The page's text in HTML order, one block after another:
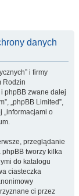
danych
i firmy
Rodzin
i phpBB zwane dalej
„phpBB Limited”,
„informacjami o
przeglądanie
phpBB tworzy kilka
do katalogu
ciasteczka
ci przez